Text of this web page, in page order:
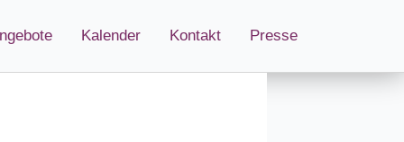
Kalender Kontakt Presse